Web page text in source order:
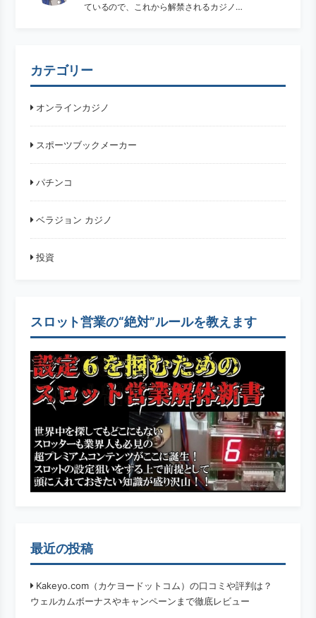
ているので、これから解禁されるカジノ…
カテゴリー
オンラインカジノ
スポーツブックメーカー
パチンコ
ベラジョン カジノ
投資
スロット営業の“絶対”ルールを教えます
最近の投稿
Kakeyo.com（カケヨードットコム）の口コミや評判は？
ウェルカムボーナスやキャンペーンまで徹底レビュー